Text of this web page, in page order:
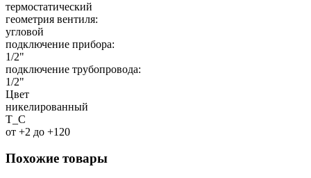
термостатический
геометрия вентиля:
угловой
подключение прибора:
1/2"
подключение трубопровода:
1/2"
Цвет
никелированный
T_C
от +2 до +120
Похожие товары